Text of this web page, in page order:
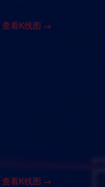
查看K线图 →
查看K线图 →